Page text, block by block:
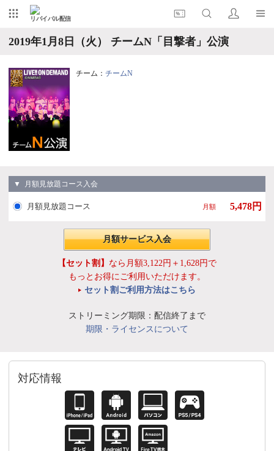
リバイバル配信
2019年1月8日（火） チームN「目撃者」公演
チーム： チームN
▼ 月額見放題コース入会
月額見放題コース 月額 5,478円
月額サービス入会
【セット割】 なら月額3,122円＋1,628円で
もっとお得にご利用いただけます。
セット割ご利用方法はこちら
ストリーミング期限：配信終了まで
期限・ライセンスについて
対応情報